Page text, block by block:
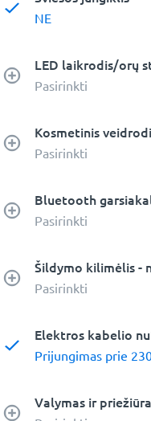
NE
LED laikrodis/orų
Pasirinkti
Kosmetinis
Pasirinkti
Bluetooth
Pasirinkti
Šildymo kilimėlis -
Pasirinkti
Elektros kabelio
Prijungimas prie
Valymas ir priežiūra